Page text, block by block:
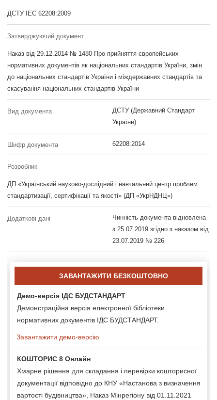
ДСТУ IEC 62208:2009
Затверджуючий документ
Наказ від 29.12.2014 № 1480 Про прийняття європейських
нормативних документів як національних стандартів України, змін
до національних стандартів України і міждержавних стандартів та
скасування національних стандартів України
Вид документа
ДСТУ (Державний Стандарт
України)
Шифр документа 62208:2014
Розробник
ДП «Український науково-дослідний і навчальний центр проблем
стандартизації, сертифікації та якості» (ДП «УкрНДНЦ»)
Додаткові дані
Чинність документа відновлена
з 25.07.2019 згідно з наказом від
23.07.2019 № 226
ЗАВАНТАЖИТИ БЕЗКОШТОВНО
Демо-версія ІДС БУДСТАНДАРТ
Демонстраційна версія електронної бібліотеки
нормативних документів ІДС БУДСТАНДАРТ.
Завантажити демо-версію
КОШТОРИС 8 Онлайн
Хмарне рішення для складання і перевірки кошторисної
документації відповідно до КНУ «Настанова з визначення
вартості будівництва», Наказ Мінрегіону від 01.11.2021